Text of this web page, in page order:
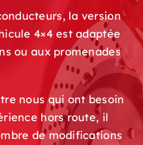
la version
4×4 est adaptée
ou aux promenades
nous qui ont besoin
hors route, il
de modifications